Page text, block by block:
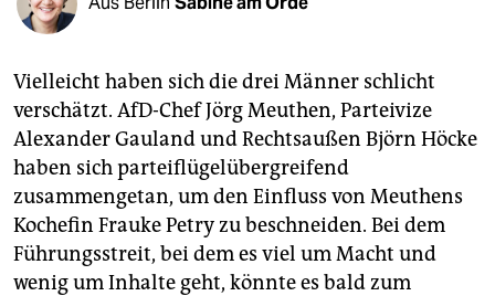
fragen & hilfe
unterstützen
abo
genossenschaft
epaper login
Vielleicht haben sich die drei Männer schlicht
verschätzt. AfD-Chef Jörg Meuthen, Parteivize
Alexander Gauland und Rechtsaußen Björn Höcke
haben sich parteiflügelübergreifend
zusammengetan, um den Einfluss von Meuthens
Kochefin Frauke Petry zu beschneiden. Bei dem
Führungsstreit, bei dem es viel um Macht und
wenig um Inhalte geht, könnte es bald zum